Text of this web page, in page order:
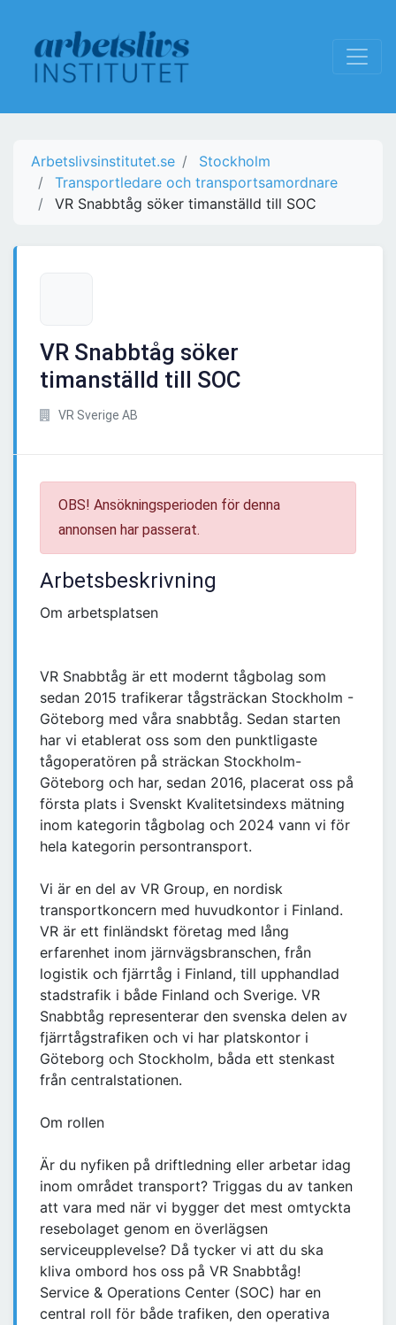
Arbetslivsinstitutet.se
Stockholm
Transportledare och transportsamordnare
VR Snabbtåg söker timanställd till SOC
VR Snabbtåg söker
timanställd till SOC
VR Sverige AB
OBS! Ansökningsperioden för denna
annonsen har passerat.
Arbetsbeskrivning
Om arbetsplatsen
VR Snabbtåg är ett modernt tågbolag som
sedan 2015 trafikerar tågsträckan Stockholm -
Göteborg med våra snabbtåg. Sedan starten
har vi etablerat oss som den punktligaste
tågoperatören på sträckan Stockholm-
Göteborg och har, sedan 2016, placerat oss på
första plats i Svenskt Kvalitetsindexs mätning
inom kategorin tågbolag och 2024 vann vi för
hela kategorin persontransport.
Vi är en del av VR Group, en nordisk
transportkoncern med huvudkontor i Finland.
VR är ett finländskt företag med lång
erfarenhet inom järnvägsbranschen, från
logistik och fjärrtåg i Finland, till upphandlad
stadstrafik i både Finland och Sverige. VR
Snabbtåg representerar den svenska delen av
fjärrtågstrafiken och vi har platskontor i
Göteborg och Stockholm, båda ett stenkast
från centralstationen.
Om rollen
Är du nyfiken på driftledning eller arbetar idag
inom området transport? Triggas du av tanken
att vara med när vi bygger det mest omtyckta
resebolaget genom en överlägsen
serviceupplevelse? Då tycker vi att du ska
kliva ombord hos oss på VR Snabbtåg!
Service & Operations Center (SOC) har en
central roll för både trafiken, den operativa